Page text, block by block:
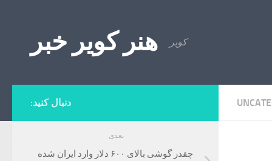
هنر کویر خبر کویر
دنبال کنید:
بعدی
چقدر گوشی بالای ۶۰۰ دلار وارد ایران شده